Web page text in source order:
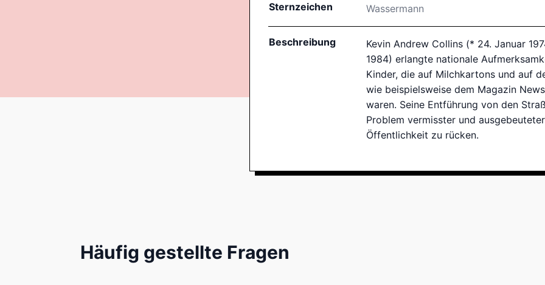
Sternzeichen Wassermann
Beschreibung
Kevin Andrew Collins (* 24. Januar
1984) erlangte nationale
Kinder, die auf Milchkartons und auf
wie beispielsweise dem Magazin
waren. Seine Entführung von den
Problem vermisster und
Öffentlichkeit zu rücken.
Häufig gestellte Fragen